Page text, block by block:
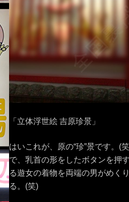
「立体浮世絵 吉原珍景」
はいこれが、原の“珍”景です。(
で、乳首の形をしたボタンを押
る遊女の着物を両端の男がめく
る。(笑)